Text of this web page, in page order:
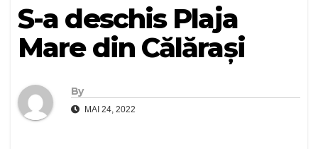
S-a deschis Plaja
Mare din Călărași
By
MAI 24, 2022